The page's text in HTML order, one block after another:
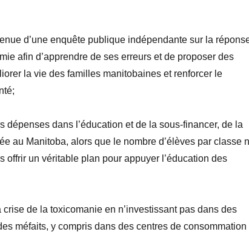
d’une enquête publique indépendante sur la
afin d’apprendre de ses erreurs et de proposer des
la vie des familles manitobaines et renforcer le
dépenses dans l’éducation et de la sous-financer, de la
au Manitoba, alors que le nombre d’élèves par classe
offrir un véritable plan pour appuyer l’éducation des
crise de la toxicomanie en n’investissant pas dans des
méfaits, y compris dans des centres de consommation